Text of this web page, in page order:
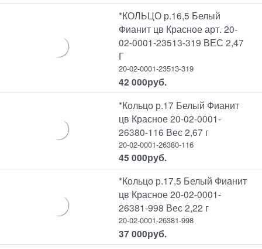
*КОЛЬЦО р.16,5 Белый
Фианит цв Красное арт. 20-
02-0001-23513-319 ВЕС 2,47
Г
20-02-0001-23513-319
42 000руб.
*Кольцо р.17 Белый Фианит
цв Красное 20-02-0001-
26380-116 Вес 2,67 г
20-02-0001-26380-116
45 000руб.
*Кольцо р.17,5 Белый Фианит
цв Красное 20-02-0001-
26381-998 Вес 2,22 г
20-02-0001-26381-998
37 000руб.